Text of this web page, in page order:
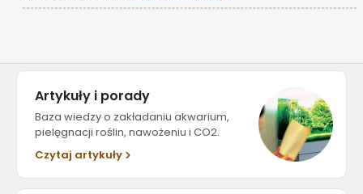
Artykuły i porady
Baza wiedzy o zakładaniu akwarium,
pielęgnacji roślin, nawożeniu i CO2.
Czytaj artykuły